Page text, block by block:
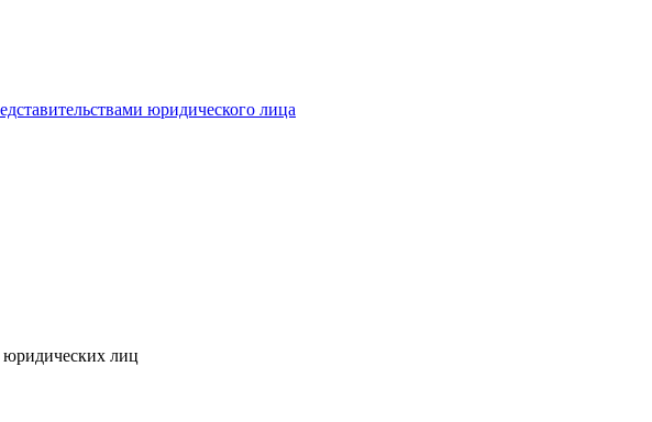
юридического лица
юридических лиц